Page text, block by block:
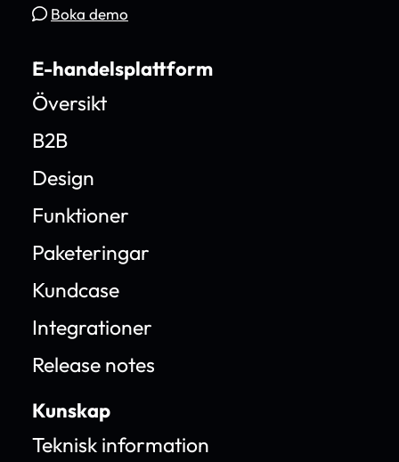
Boka demo
E-handelsplattform
Översikt
B2B
Design
Funktioner
Paketeringar
Kundcase
Integrationer
Release notes
Kunskap
Teknisk information